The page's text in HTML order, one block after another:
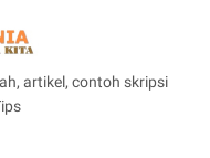
artikel, contoh skripsi